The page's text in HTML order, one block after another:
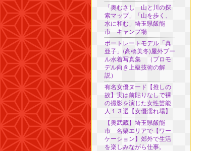
「奥むさし 山と川の探
索マップ」「山を歩く、
水に和む」埼玉県飯能
市 キャンプ場
ポートレートモデル「真
亜子」(高橋美冬)屋外プー
ル水着写真集 （プロモ
デル向き上級技術の解
説）
有名女優ヌード【推しの
故】実は前貼りなしで裸
の撮影を演じた女性芸能
人１３選【女優濡れ場】
【奥武蔵】埼玉県飯能
市 名栗エリアで【ワー
ケーション】郊外で生活
を楽しみながら仕事。